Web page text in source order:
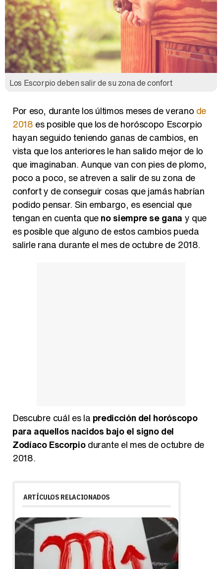
Los Escorpio deben salir de su zona de confort
Por eso, durante los últimos meses de verano de
2018 es posible que los de horóscopo Escorpio
hayan seguido teniendo ganas de cambios, en
vista que los anteriores le han salido mejor de lo
que imaginaban. Aunque van con pies de plomo,
poco a poco, se atreven a salir de su zona de
confort y de conseguir cosas que jamás habrían
podido pensar. Sin embargo, es esencial que
tengan en cuenta queno siempre se gana y que
es posible que alguno de estos cambios pueda
salirle rana durante el mes de octubre de 2018.
Descubre cuál es la predicción del horóscopo
para aquellos nacidos bajo el signo del
Zodíaco Escorpiodurante el mes de octubre de
2018.
ARTÍCULOS RELACIONADOS